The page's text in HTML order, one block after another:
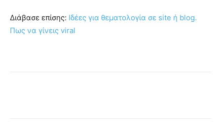
Διάβασε επίσης: Ιδέες για θεματολογία σε site ή blog.
Πως να γίνεις viral